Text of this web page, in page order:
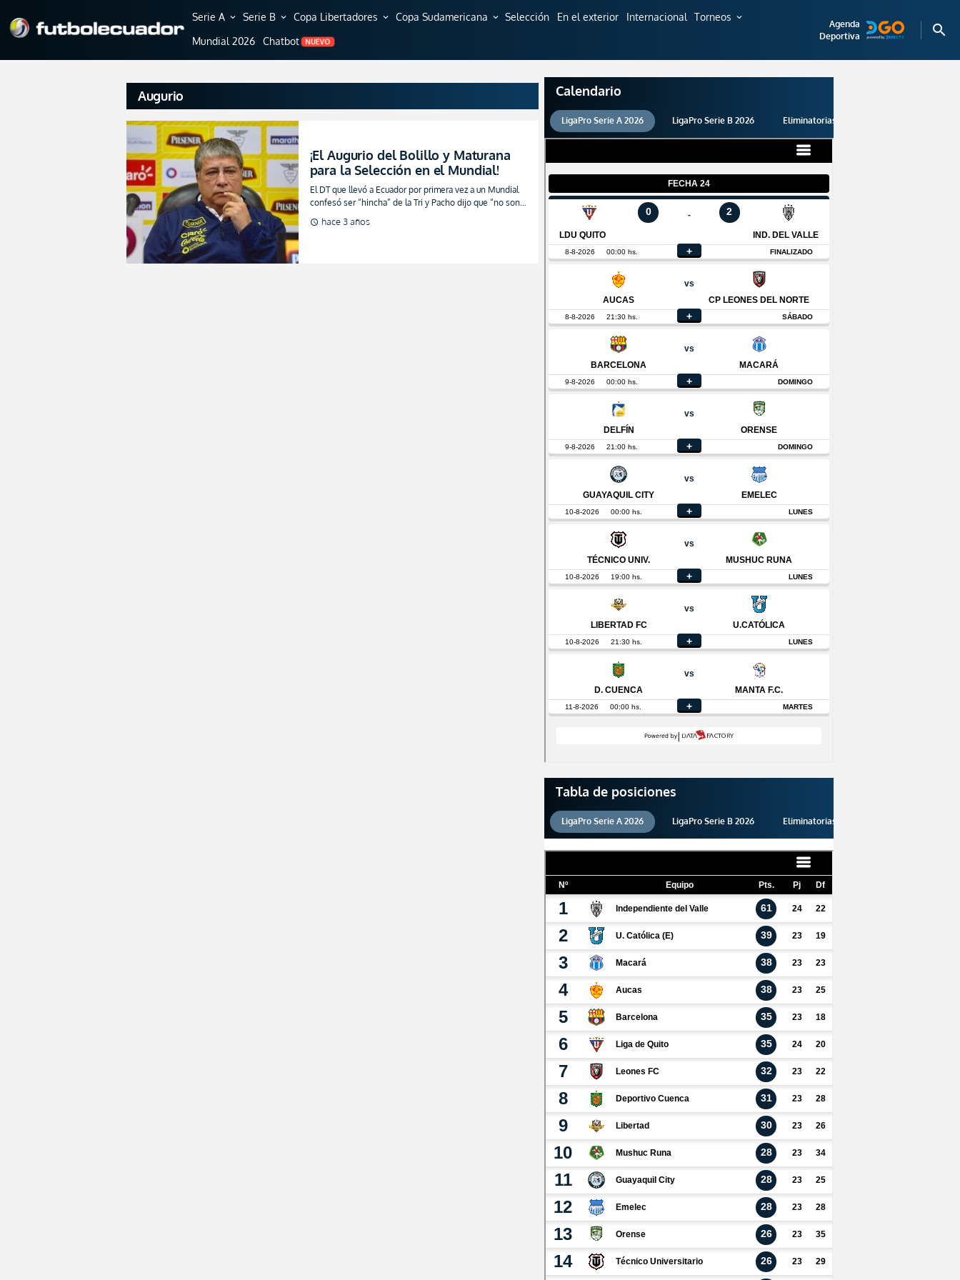
Serie A expand_more Serie B expand_more Copa Libertadores expand_more Copa Sudamericana expand_more Selección En el exterior Internacional Torneos expand_more
Mundial 2026 Chatbot NUEVO
Agenda
Deportiva
search
Augurio
¡El Augurio del Bolillo y Maturana
para la Selección en el Mundial!
El DT que llevó a Ecuador por primera vez a un Mundial
confesó ser “hincha” de la Tri y Pacho dijo que “no son
schedule hace 3 años
Calendario
LigaPro Serie A 2026 LigaPro Serie B 2026 Eliminatorias 2026
Tabla de posiciones
LigaPro Serie A 2026 LigaPro Serie B 2026 Eliminatorias 2026